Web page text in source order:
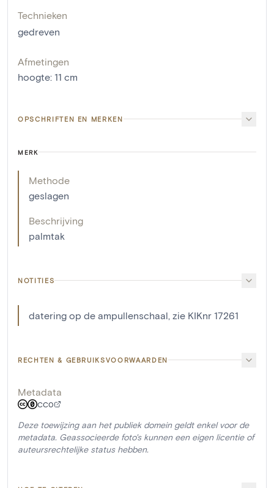
Technieken
gedreven
Afmetingen
hoogte: 11 cm
OPSCHRIFTEN EN MERKEN
MERK
Methode
geslagen
Beschrijving
palmtak
NOTITIES
datering op de ampullenschaal, zie KIKnr 17261
RECHTEN & GEBRUIKSVOORWAARDEN
Metadata
CC0
Deze toewijzing aan het publiek domein geldt enkel voor de
metadata. Geassocieerde foto's kunnen een eigen licentie of
auteursrechtelijke status hebben.